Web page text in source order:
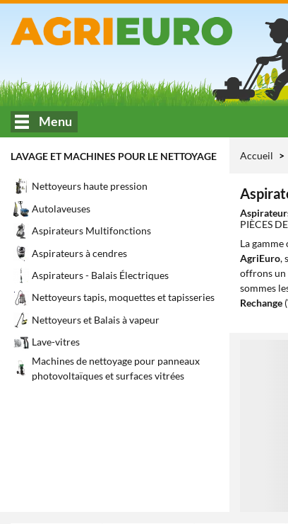
Menu
LAVAGE ET MACHINES POUR LE NETTOYAGE
Nettoyeurs haute pression
Autolaveuses
Aspirateurs Multifonctions
Aspirateurs à cendres
Aspirateurs - Balais Électriques
Nettoyeurs tapis, moquettes et tapisseries
Nettoyeurs et Balais à vapeur
Lave-vitres
Machines de nettoyage pour panneaux
photovoltaïques et surfaces vitrées
Accueil
PIÈCES
La
AgriEuro,
offrons un
sommes
Rechange